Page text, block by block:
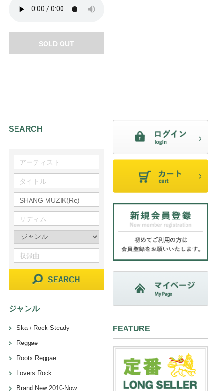
SOLD OUT
SEARCH
ジャンル
Ska / Rock Steady
Reggae
Roots Reggae
Lovers Rock
Brand New 2010-Now
FEATURE